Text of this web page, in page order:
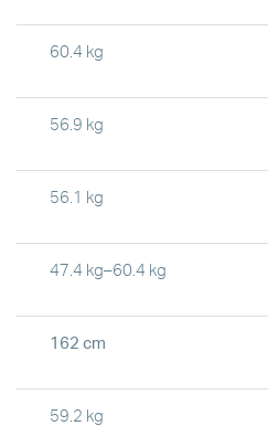
60.4 kg
56.9 kg
56.1 kg
47.4 kg–60.4 kg
162 cm
59.2 kg